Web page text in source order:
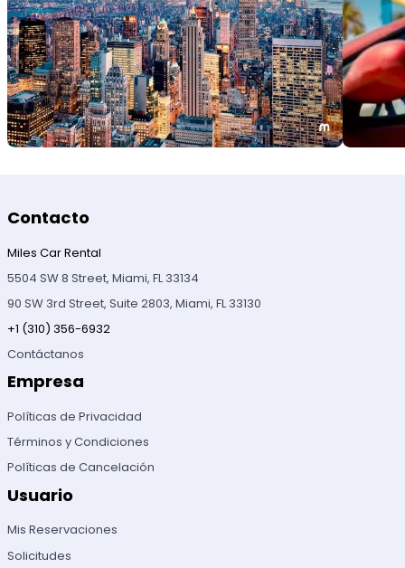
Contacto
Miles Car Rental
5504 SW 8 Street, Miami, FL 33134
90 SW 3rd Street, Suite 2803, Miami, FL 33130
+1 (310) 356-6932
Contáctanos
Empresa
Políticas de Privacidad
Términos y Condiciones
Políticas de Cancelación
Usuario
Mis Reservaciones
Solicitudes